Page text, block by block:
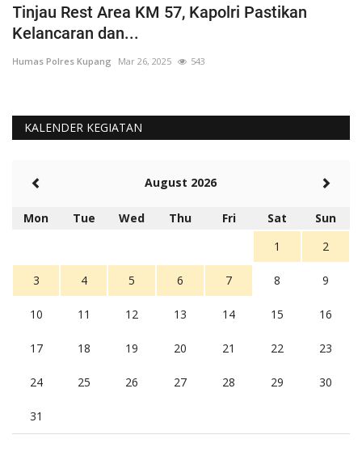
Tinjau Rest Area KM 57, Kapolri Pastikan
Kelancaran dan...
Humas Polres Kupang Mar 26, 2025 543
KALENDER KEGIATAN
August 2026
Mon Tue Wed Thu Fri Sat
Sun
1
2
3 4 5 6 7 8 9
10 11 12 13 14 15 16
17 18 19 20 21 22 23
24 25 26 27 28 29 30
31